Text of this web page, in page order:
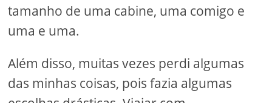
tamanho de uma cabine, uma comigo e
uma e uma.
Além disso, muitas vezes perdi algumas
das minhas coisas, pois fazia algumas